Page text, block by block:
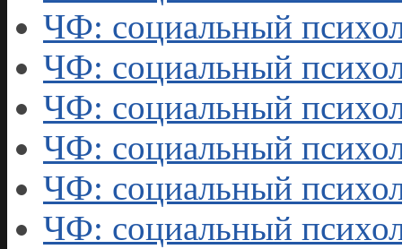
ЧФ: социальный
ЧФ: социальный
ЧФ: социальный
ЧФ: социальный
ЧФ: социальный
ЧФ: социальный